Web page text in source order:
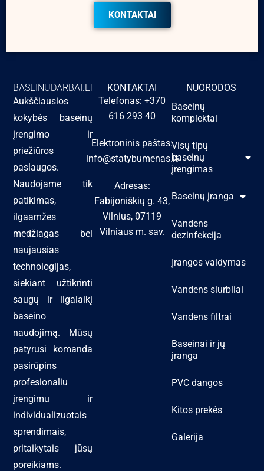
KONTAKTAI
BASEINUDARBAI.LT
Aukščiausios
kokybės baseinų
įrengimo ir
priežiūros
paslaugos.
Naudojame tik
patikimas,
ilgaamžes
medžiagas bei
naujausias
technologijas,
siekiant užtikrinti
saugų ir ilgalaikį
baseino
naudojimą. Mūsų
patyrusi komanda
pasirūpins
profesionaliu
įrengimu ir
individualizuotais
sprendimais,
pritaikytais jūsų
poreikiams.
KONTAKTAI
Telefonas: +370
616 293 40
Elektroninis paštas:
info@statybumenas.lt
Adresas:
Fabijoniškių g. 43,
Vilnius, 07119
Vilniaus m. sav.
NUORODOS
Baseinų
komplektai
Visų tipų
baseinų
įrengimas
Baseinų įranga
Vandens
dezinfekcija
Įrangos valdymas
Vandens siurbliai
Vandens filtrai
Baseinai ir jų
įranga
PVC dangos
Kitos prekės
Galerija